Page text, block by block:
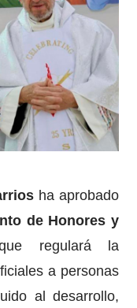
ha aprobado
de Honores y
regulará la
a personas
al desarrollo,